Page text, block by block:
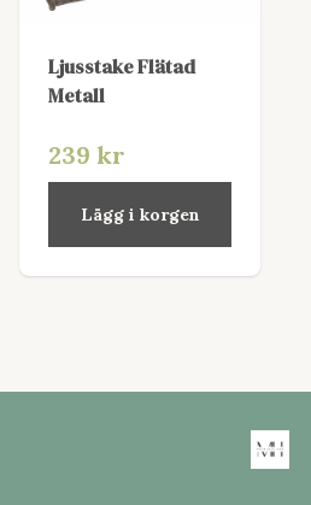
Ljusstake Flätad
Metall
239 kr
Lägg i korgen